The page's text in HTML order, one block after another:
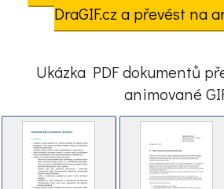
DraGIF.cz a převést na
Ukázka PDF dokumentů
animované